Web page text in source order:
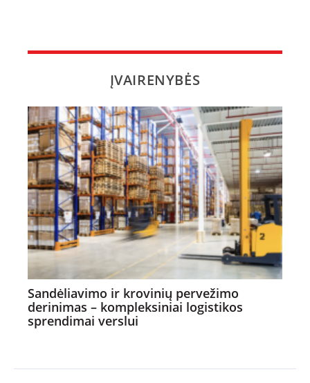
ĮVAIRENYBĖS
Sandėliavimo ir krovinių pervežimo
derinimas – kompleksiniai logistikos
sprendimai verslui